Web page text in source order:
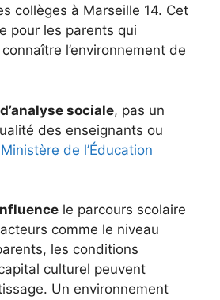
collèges à Marseille 14. Cet
pour les parents qui
l’environnement de
sociale, pas un
des enseignants ou
de l’Éducation
le parcours scolaire
comme le niveau
les conditions
culturel peuvent
Un environnement